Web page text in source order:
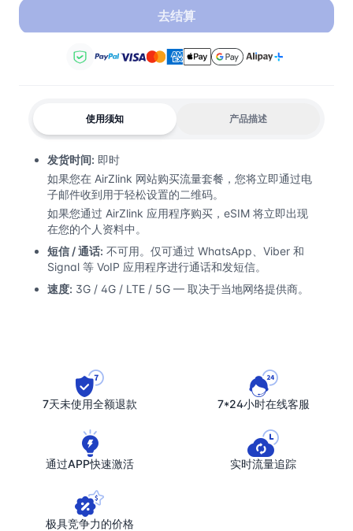
去结算
使用须知 产品描述
发货时间: 即时
如果您在 AirZlink 网站购买流量套餐，您将立即通过电
子邮件收到用于轻松设置的二维码。
如果您通过 AirZlink 应用程序购买，eSIM 将立即出现
在您的个人资料中。
短信 / 通话: 不可用。仅可通过 WhatsApp、Viber 和
Signal 等 VoIP 应用程序进行通话和发短信。
速度: 3G / 4G / LTE / 5G — 取决于当地网络提供商。
7天未使用全额退款 7*24小时在线客服
通过APP快速激活 实时流量追踪
极具竞争力的价格